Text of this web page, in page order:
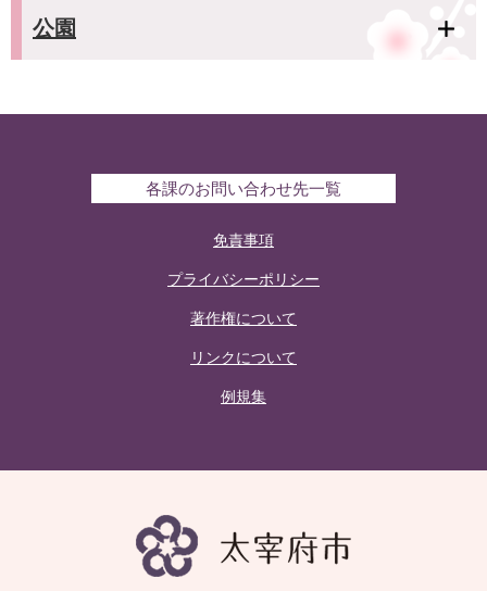
公園
各課のお問い合わせ先一覧
免責事項
プライバシーポリシー
著作権について
リンクについて
例規集